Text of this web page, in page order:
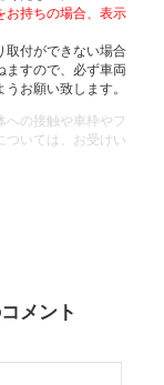
お持ちの場合、表示
付ができない場合
ますので、必ず車両
お願い致します。
の接触や車枠やフ
ついては、お受けい
メント